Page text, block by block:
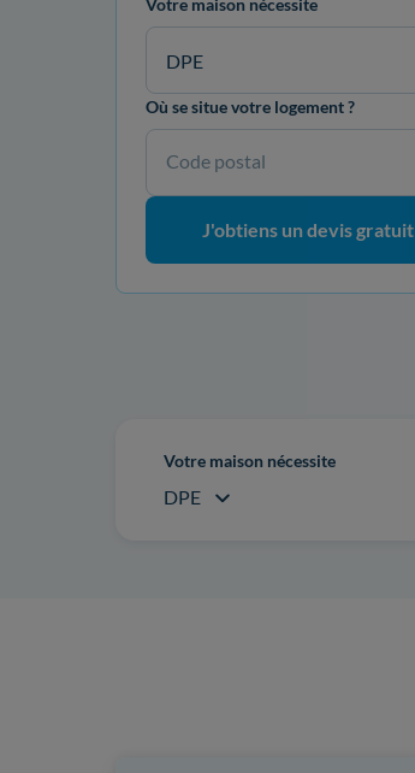
Votre maison nécessite
DPE
Où se situe votre logement ?
Code postal
J'obtiens un devis gratuit
Votre maison nécessite
DPE